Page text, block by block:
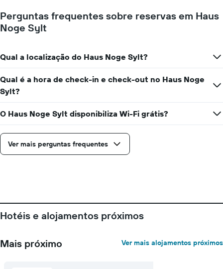
Perguntas frequentes sobre reservas em Haus
Noge Sylt
Qual a localização do Haus Noge Sylt?
Qual é a hora de check-in e check-out no Haus Noge
Sylt?
O Haus Noge Sylt disponibiliza Wi-Fi grátis?
Ver mais perguntas frequentes
Hotéis e alojamentos próximos
Mais próximo Ver mais alojamentos próximos